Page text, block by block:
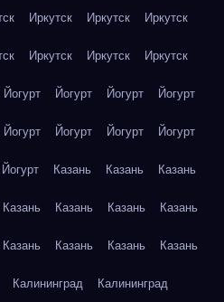
Иркутск Иркутск Иркутск
Иркутск Иркутск Иркутск
Йогурт Йогурт Йогурт Йогурт
Йогурт Йогурт Йогурт Йогурт
Йогурт Казань Казань Казань
Казань Казань Казань Казань
Казань Казань Казань Казань
Калининград Калининград